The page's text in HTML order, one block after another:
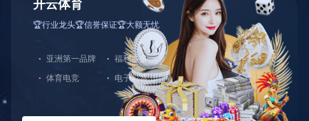
创新创优
弧形抹面工具（国家专利）